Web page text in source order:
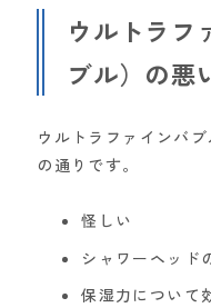
ウルトラフ
ブル）の悪
ウルトラファインバ
の通りです。
怪しい
シャワーヘッド
保湿力について